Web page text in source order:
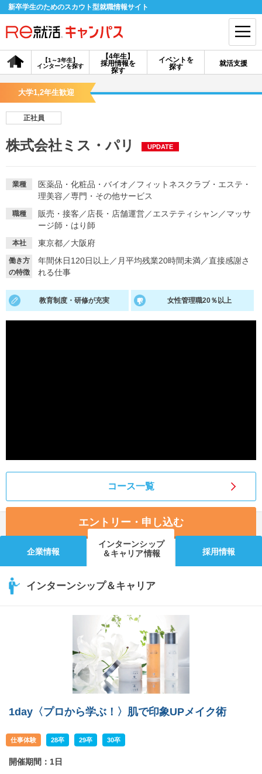
新卒学生のためのスカウト型就職情報サイト
【4年生】
採用情報を
探す
【1～3年生】
インターンを探す
イベントを
探す
就活支援
会員登録 ログイン
探す
イベントを探す スカウト お知らせ
就活ノウハウが満載！ お役立ち記事・相談室など
大学1,2年生歓迎
正社員
株式会社ミス・パリ UPDATE
業種 医薬品・化粧品・バイオ ／フィットネスクラブ・エステ・
理美容 ／専門・その他サービス
職種 販売・接客 ／ 店長・店舗運営／エステティシャン ／マッサ
ージ師・はり師
本社 東京都／大阪府
働き方
の特徴
年間休日120日以上 ／ 月平均残業20時間未満／直接感謝さ
れる仕事
教育制度・研修が充実 女性管理職20％以上
コース一覧
エントリー・申し込む
企業情報
インターンシップ
＆キャリア情報
採用情報
インターンシップ＆キャリア
1day〈プロから学ぶ！〉肌で印象UPメイク術
仕事体験 28卒 29卒 30卒
開催期間：1日